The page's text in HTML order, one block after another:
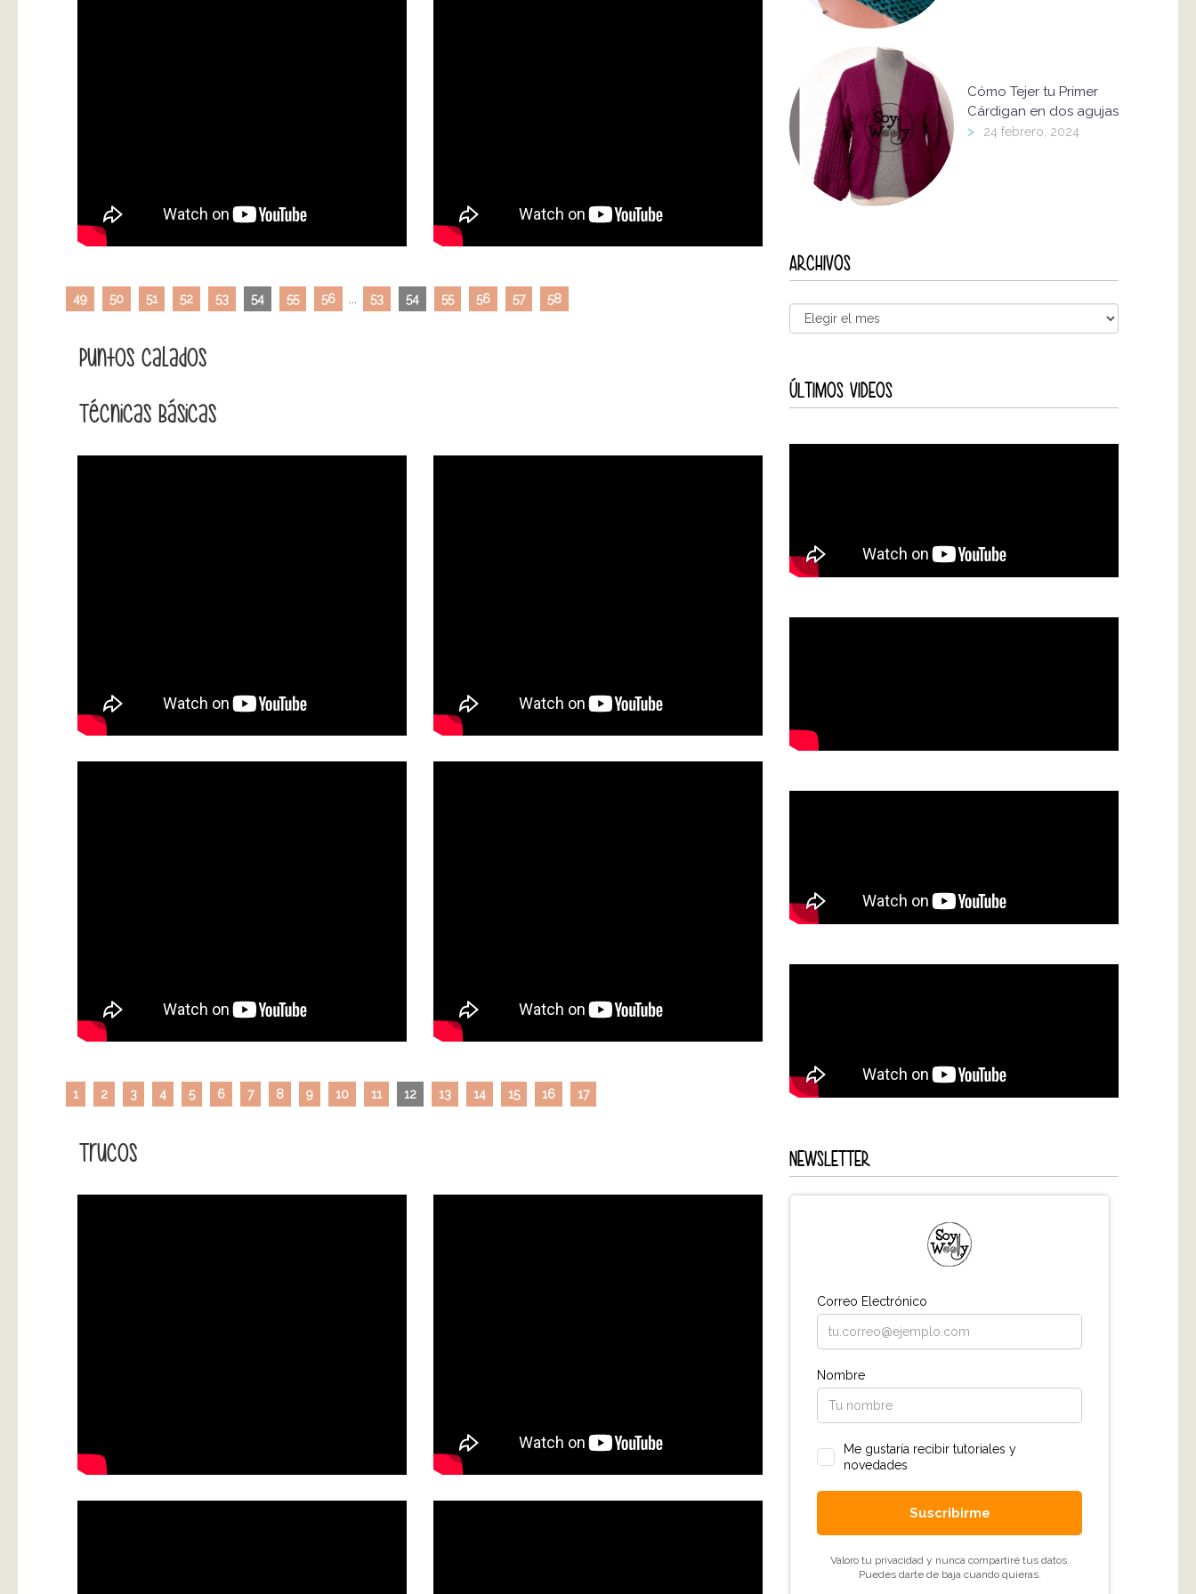
49 50 51 52 53 54 55 56 53 54 55 56 57 58
Puntos Calados
Técnicas Básicas
1 2 3 4 5 6 7 8 9 10 11 12 13 14 15 16 17
Trucos
Cómo Tejer tu Primer
Cárdigan en dos agujas
> 24 febrero, 2024
ARCHIVOS
ÚLTIMOS VIDEOS
NEWSLETTER